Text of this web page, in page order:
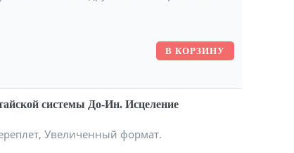
системы До-Ин. Исцеление
Увеличенный формат.